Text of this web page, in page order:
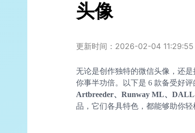
头像
更新时间：2026-02-04 11:29:55
无论是创作独特的微信头像，还
你事半功倍。以下是 6 款备受好评
Artbreeder、Runway ML、
品，它们各具特色，都能够助你